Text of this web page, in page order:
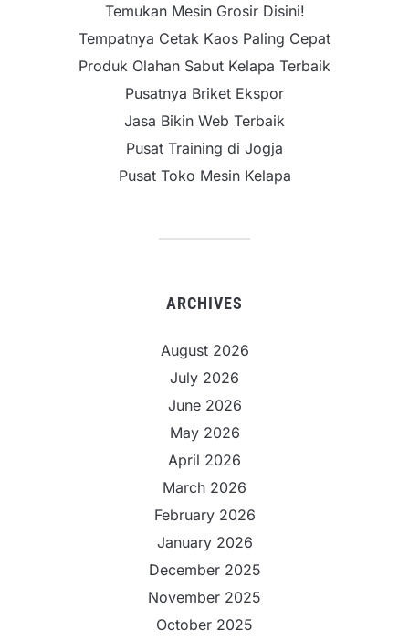
Temukan Mesin Grosir Disini!
Tempatnya Cetak Kaos Paling Cepat
Produk Olahan Sabut Kelapa Terbaik
Pusatnya Briket Ekspor
Jasa Bikin Web Terbaik
Pusat Training di Jogja
Pusat Toko Mesin Kelapa
ARCHIVES
August 2026
July 2026
June 2026
May 2026
April 2026
March 2026
February 2026
January 2026
December 2025
November 2025
October 2025